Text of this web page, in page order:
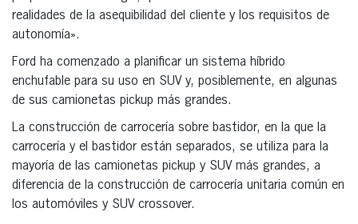
realidades de la asequibilidad del cliente y los requisitos de
autonomía».
Ford ha comenzado a planificar un sistema híbrido
enchufable para su uso en SUV y, posiblemente, en algunas
de sus camionetas pickup más grandes.
La construcción de carrocería sobre bastidor, en la que la
carrocería y el bastidor están separados, se utiliza para la
mayoría de las camionetas pickup y SUV más grandes, a
diferencia de la construcción de carrocería unitaria común en
los automóviles y SUV crossover.